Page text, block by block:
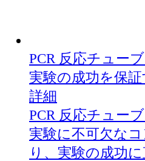
PCR 反応チュー
実験の成功を保
詳細
PCR 反応チュー
実験に不可欠な
り、実験の成功